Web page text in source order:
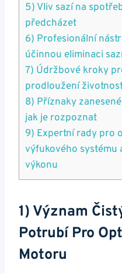
5) Vliv sazí na
předcházet
6) Profesionální
účinnou ‌eliminaci‌
7) Údržbové kroky
prodloužení
8) Příznaky
jak je‍ rozpoznat
9) Expertní rady⁣ pro⁢
výfukového systému
výkonu
1) Význam
Potrubí Pro
Motoru